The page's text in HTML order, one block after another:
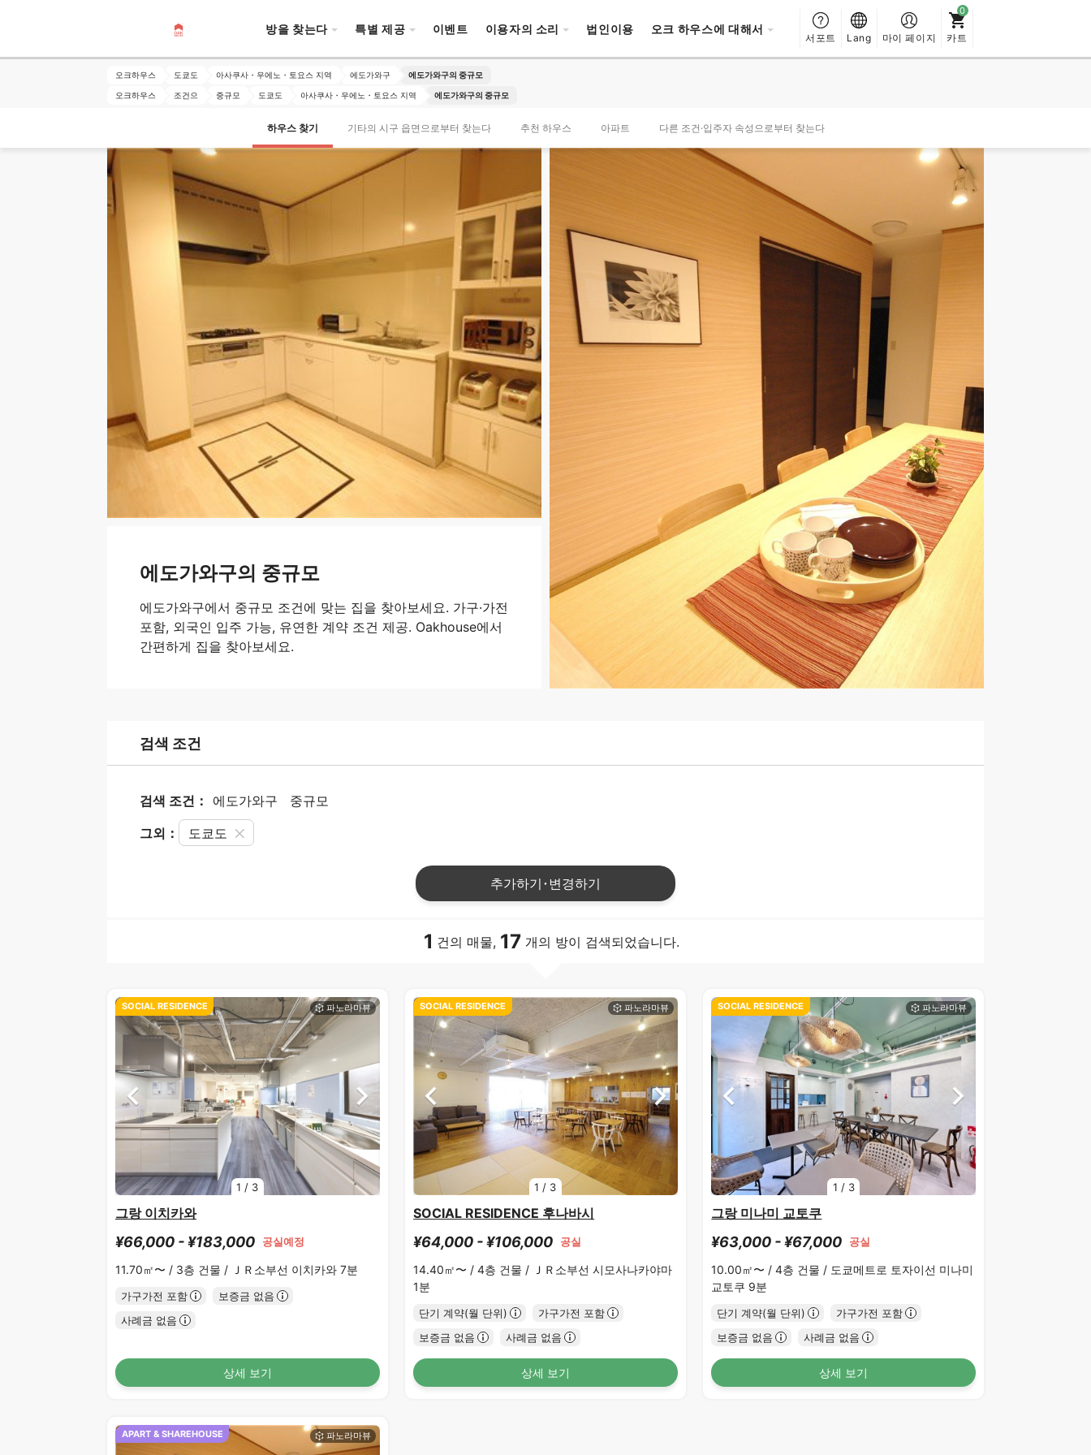
방을 찾는다 특별 제공 이벤트 이용자의 소리 법인이용 오크 하우스에 대해서
서포트 Lang 마이 페이지 카트
오크하우스 도쿄도 아사쿠사・우에노・토요스 지역 에도가와구 에도가와구의 중규모
오크하우스 조건으 중규모 도쿄도 아사쿠사・우에노・토요스 지역 에도가와구의 중규모
하우스 찾기 기타의 시구 읍면으로부터 찾는다 추천 하우스 아파트 다른 조건·입주자 속성으로부터 찾는다
에도가와구의 중규모
에도가와구에서 중규모 조건에 맞는 집을 찾아보세요. 가구·가전
포함, 외국인 입주 가능, 유연한 계약 조건 제공. Oakhouse에서
간편하게 집을 찾아보세요.
검색 조건
검색 조건： 에도가와구 중규모
그외： 도쿄도
추가하기･변경하기
1 건의 매물, 17 개의 방이 검색되었습니다.
1 / 3
SOCIAL RESIDENCE
그랑 이치카와
¥66,000 - ¥183,000 공실예정
11.70㎡〜 / 3층 건물 / ＪＲ소부선 이치카와 7분
가구가전 포함
보증금 없음
사례금 없음
상세 보기
1 / 3
SOCIAL RESIDENCE
SOCIAL RESIDENCE 후나바시
¥64,000 - ¥106,000 공실
14.40㎡〜 /4층 건물 / ＪＲ소부선 시모사나카야마
1분
단기 계약(월 단위)
가구가전 포함
보증금 없음
사례금 없음
상세 보기
1 / 3
SOCIAL RESIDENCE
그랑 미나미 교토쿠
¥63,000 - ¥67,000 공실
10.00㎡〜 /4층 건물 / 도쿄메트로 토자이선 미나미
교토쿠 9분
단기 계약(월 단위)
가구가전 포함
보증금 없음
사례금 없음
상세 보기
APART & SHAREHOUSE